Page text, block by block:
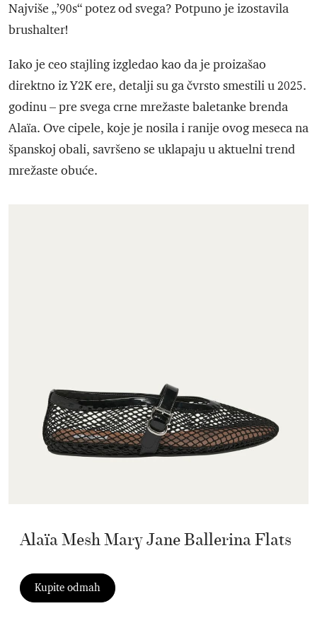
Najviše „’90s“ potez od svega? Potpuno je izostavila
brushalter!
Iako je ceo stajling izgledao kao da je proizašao
direktno iz Y2K ere, detalji su ga čvrsto smestili u 2025.
godinu – pre svega crne mrežaste baletanke brenda
Alaïa. Ove cipele, koje je nosila i ranije ovog meseca na
španskoj obali, savršeno se uklapaju u aktuelni trend
mrežaste obuće.
Alaïa Mesh Mary Jane Ballerina Flats
Kupite odmah